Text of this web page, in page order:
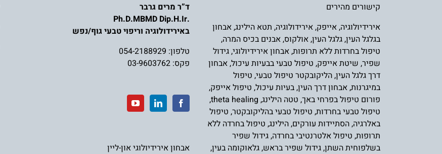
קישורים מהירים
אירידיולוגיה,אייפק,אירידולוגיה, תטא הילינג,אבחון
בגלגל העין,גלגל העין,אולקוס,אבנים בכיס המרה,
טיפול בחרדות ללא תרופות,אבחון אירידיולוגי,גידול
שפיר, שיטת אייפק, טיפול טבעי בבעיות עיכול,אבחון
דרך גלגל העין,הליקובקטר טיפול טבעי, טיפול
במיגרנות,אבחון דרך העין,בעיות עיכול, טיפול אייפק,
פורום טיפול בפרחי באך, טטה הילינג,
theta healing
,
טיפול טבעי בחרדות, טיפול טבעי בהליקובקטר, טיפול
באלרגיה,הסתיידות עורקים,הילינג, טיפול בחרדה ללא
תרופות, טיפול אלטרנטיבי בחרדה,גידול שפיר
בשלפוחית השתן,גידול שפיר בראש,גלאוקומה בעין,
ד”ר מרים גרבר
.Ph.D.MBMD Dip.H.Ir
באירידולוגיה וריפוי טבעי גוף/נפש
טלפון: 054-2188929
פקס: 03-9603762
אבחון אירידיולוגי און-ליין